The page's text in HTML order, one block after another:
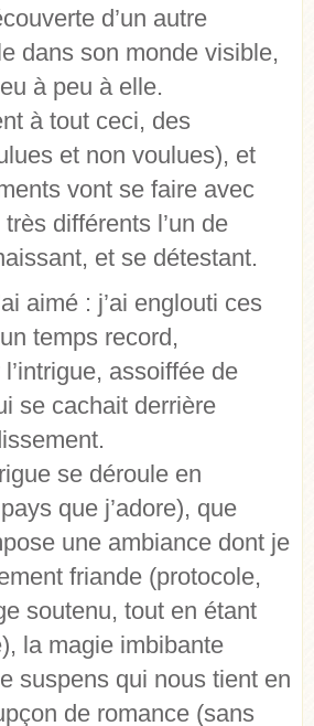
d’un autre
dans son monde visible,
à peu à elle.
à tout ceci, des
et non voulues), et
vont se faire avec
différents l’un de
et se détestant.
aimé : j’ai englouti ces
temps record,
assoiffée de
se cachait derrière
se déroule en
que j’adore), que
une ambiance dont je
friande (protocole,
soutenu, tout en étant
la magie imbibante
suspens qui nous tient en
de romance (sans